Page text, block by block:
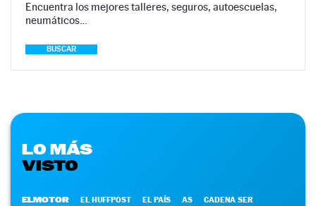
Encuentra los mejores talleres, seguros, autoescuelas,
neumáticos…
BUSCAR
LO MÁS
VISTO
ELMOTOR EL HUFFPOST EL PAÍS AS CADENA SER